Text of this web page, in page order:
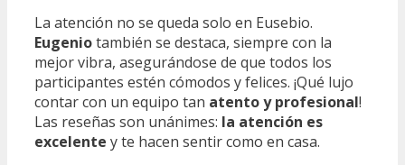
La atención no se queda solo en Eusebio.
Eugeniotambién se destaca, siempre con la
mejor vibra, asegurándose de que todos los
participantes estén cómodos y felices. ¡Qué lujo
contar con un equipo tan atento y profesional!
Las reseñas son unánimes: la atención es
excelente y te hacen sentir como en casa.